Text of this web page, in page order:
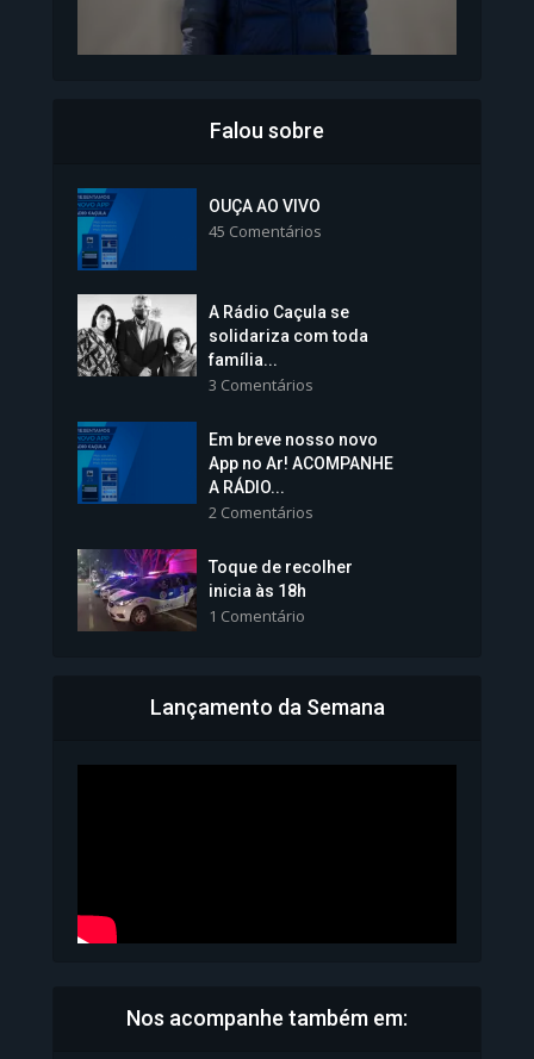
Colégios da Polícia...
Vice-Prefeita Sheila Lemos
tomará posse nesta...
1.101 Modos de exibição
Bahia inicia emissão da
Falou sobre
OUÇA AO VIVO
45 Comentários
A Rádio Caçula se
solidariza com toda
família...
3 Comentários
Em breve nosso novo
App no Ar! ACOMPANHE
A RÁDIO...
2 Comentários
Toque de recolher
inicia às 18h
1 Comentário
Lançamento da Semana
Nos acompanhe também em: